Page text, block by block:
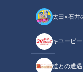
太田×石井
キユーピ
道との遭遇
チャント！